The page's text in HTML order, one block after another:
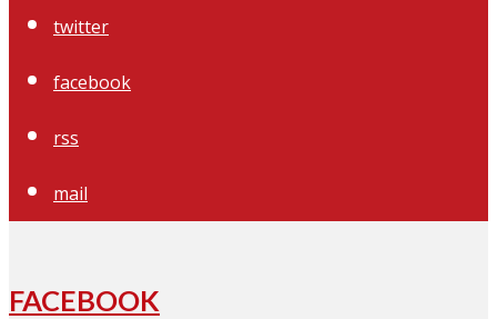
twitter
facebook
rss
mail
FACEBOOK